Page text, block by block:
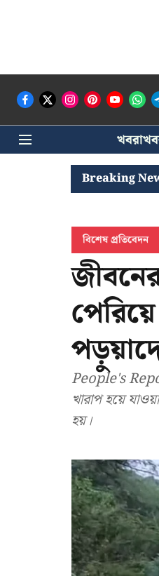
Breaking
খোঁজে সিপিআইএম সদর দপ্তরে
বিশেষ প্রতিবেদন
People's
খারাপ হয়ে
হয়।